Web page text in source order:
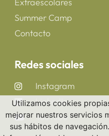
Extraescolares
Summer Camp
Contacto
Redes sociales
Instagram
LinkedIn
YouTube
Utilizamos cookies
mejorar nuestros servicios
sus hábitos de